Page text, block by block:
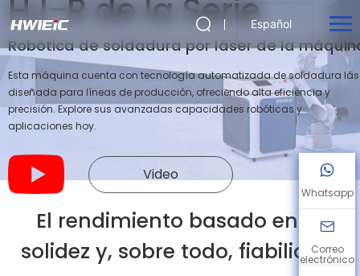
Español
HJ-R de la Serie
Robótica de soldadura por láser de la
Esta máquina cuenta con tecnología automatizada de soldadura
diseñada para líneas de producción, ofreciendo alta eficiencia y
precisión. Explore sus avanzadas capacidades robóticas y
aplicaciones hoy.
Video
El rendimiento basado en la
solidez y, sobre todo, fiabilidad.
Whatsapp
Correo
electrónico